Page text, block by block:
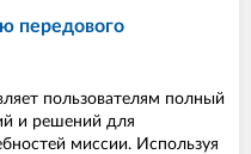
передового
пользователям полный
и решений для
миссии. Используя